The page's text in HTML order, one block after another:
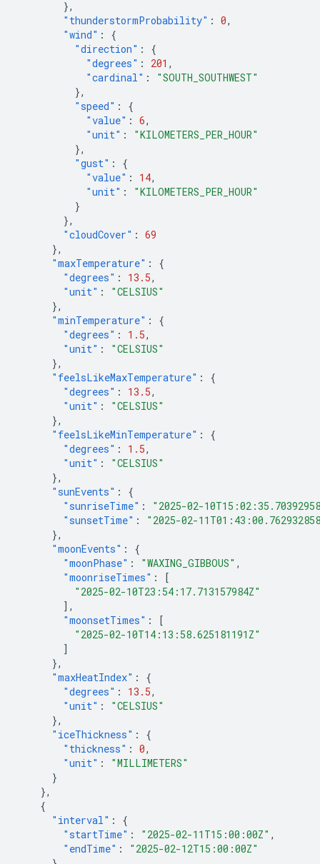
},
"thunderstormProbability" : 0,
"wind" :
{
"direction" :
{
"degrees" : 201 ,
"cardinal" :
"SOUTH_SOUTHWEST"
},
"speed" :
{
"value" : 6,
"unit" :
"KILOMETERS_PER_HOUR"
},
"gust" :
{
"value" : 14,
"unit" :
"KILOMETERS_PER_HOUR"
}
},
"cloudCover" : 69
},
"maxTemperature" :
{
"degrees" : 13.5,
"unit" :
"CELSIUS"
},
"minTemperature" :
{
"degrees" : 1.5,
"unit" :
"CELSIUS"
},
"feelsLikeMaxTemperature" :
{
"degrees" : 13.5,
"unit" :
"CELSIUS"
},
"feelsLikeMinTemperature" :
{
"degrees" : 1.5,
"unit" :
"CELSIUS"
},
"sunEvents" :
{
"sunriseTime" :
"2025-02-
"sunsetTime" :
"2025-02-
},
"moonEvents" :
{
"moonPhase" : "WAXING_GIBBOUS" ,
"moonriseTimes" :
[
"2025-02-10T23:54:17.713157984Z"
],
"moonsetTimes" :
[
"2025-02-10T14:13:58.625181191Z"
]
},
"maxHeatIndex" :
{
"degrees" : 13.5,
"unit" :
"CELSIUS"
},
"iceThickness" :
{
"thickness" : 0,
"unit" :
"MILLIMETERS"
}
},
{
"interval" :
{
"startTime" : "2025-02-11T15:00:00Z" ,
"endTime" :
"2025-02-12T15:00:00Z"